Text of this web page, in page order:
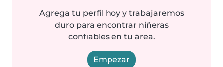
Agrega tu perfil hoy y trabajaremos
duro para encontrar niñeras
confiables en tu área.
Empezar